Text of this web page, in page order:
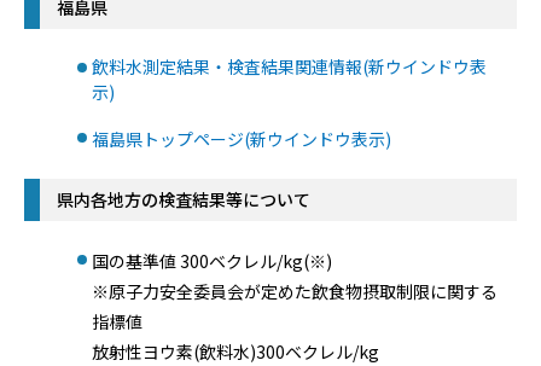
福島県
飲料水測定結果・検査結果関連情報(新ウインドウ表
示)
福島県トップページ(新ウインドウ表示)
県内各地方の検査結果等について
国の基準値 300ベクレル/kg(※)
※原子力安全委員会が定めた飲食物摂取制限に関する
指標値
放射性ヨウ素(飲料水)300ベクレル/kg